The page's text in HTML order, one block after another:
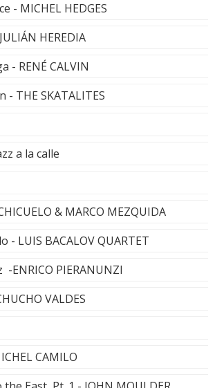
- MICHEL HEDGES
HEREDIA
- RENÉ CALVIN
- THE SKATALITES
a la calle
& MARCO MEZQUIDA
- LUIS BACALOV QUARTET
-ENRICO PIERANUNZI
VALDES
CAMILO